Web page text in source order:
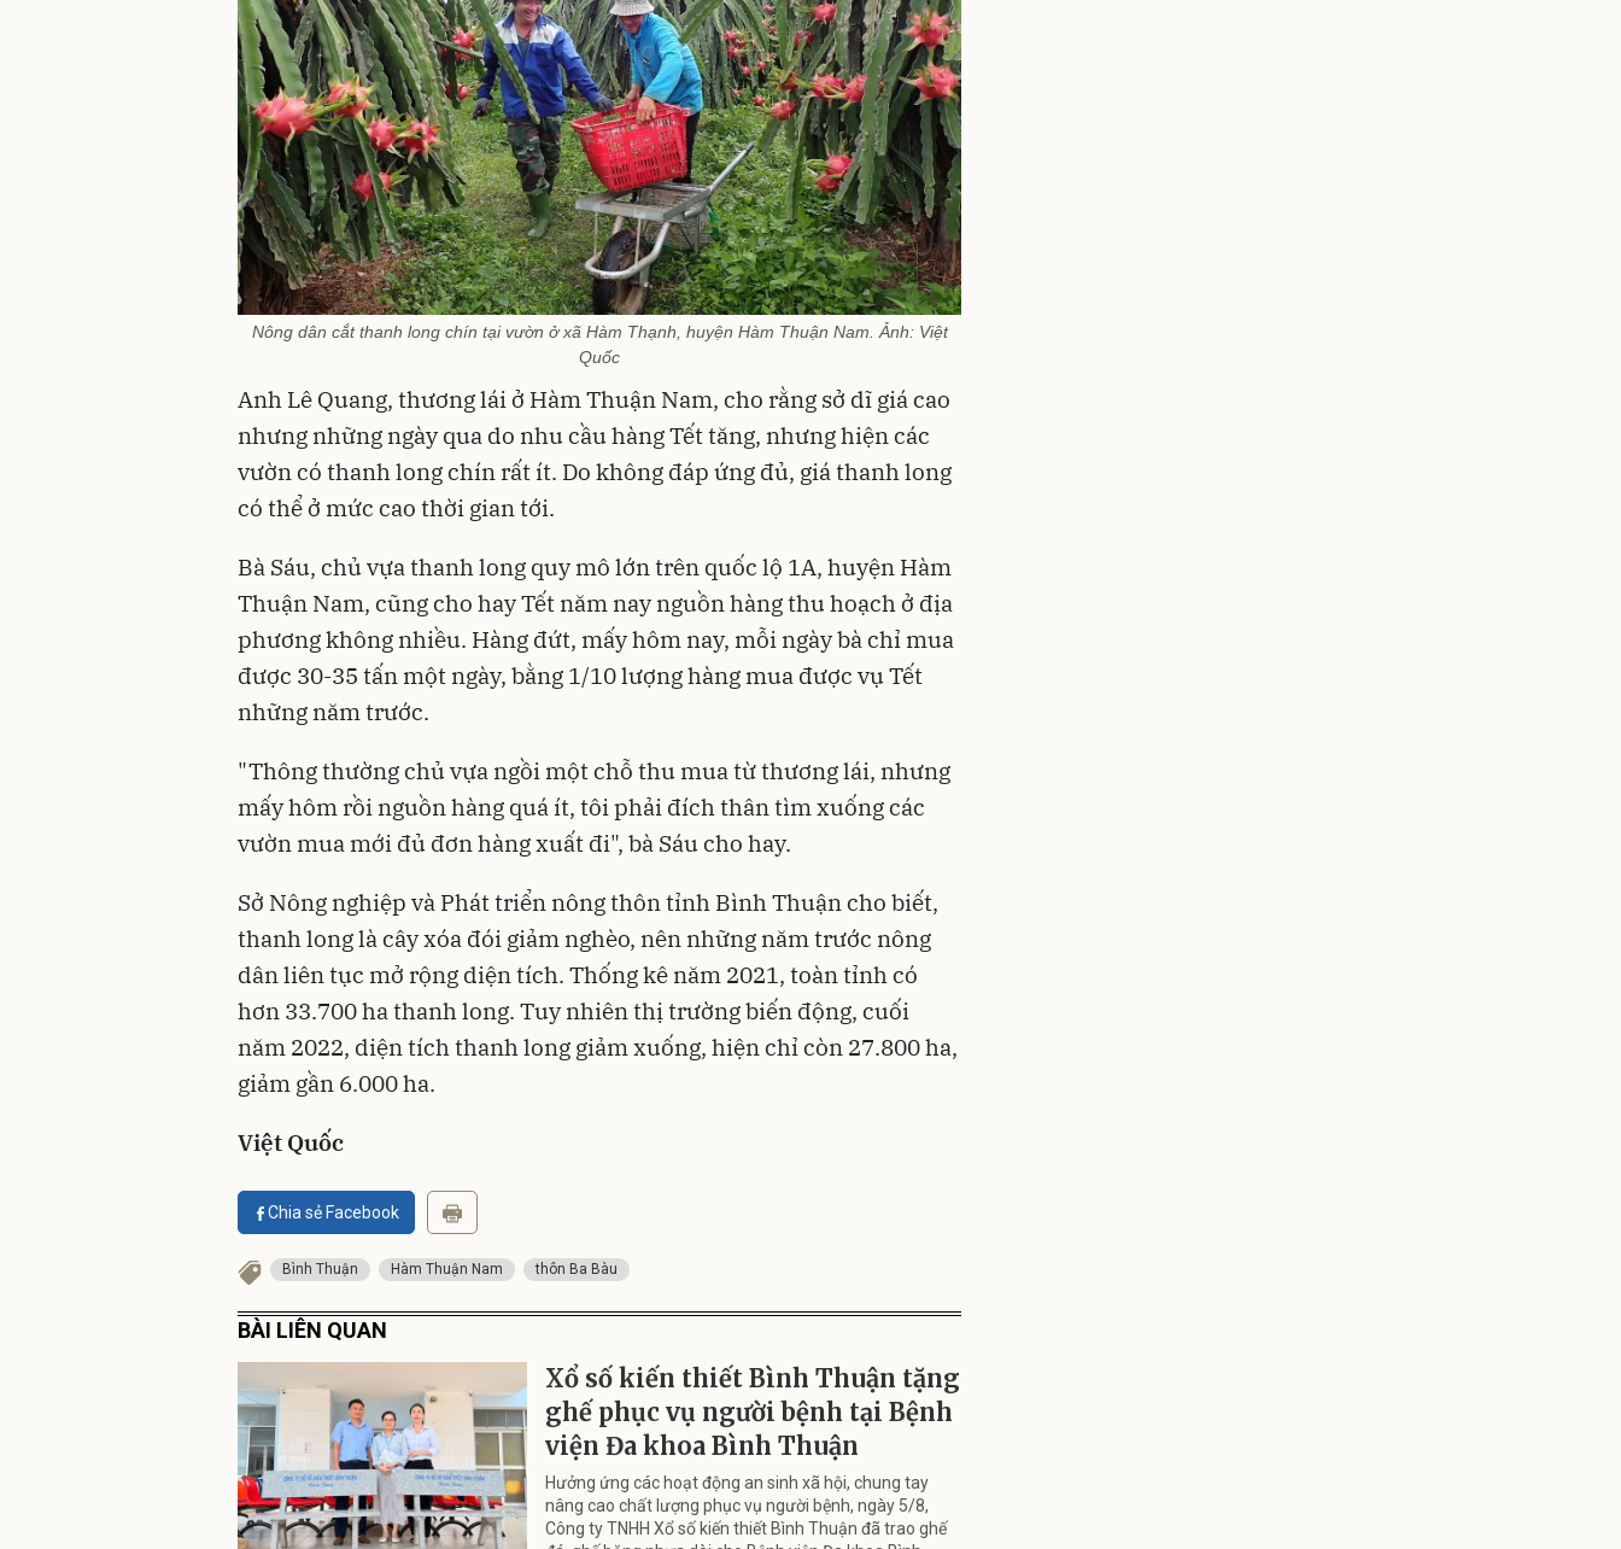
Nông dân cắt thanh long chín tại vườn ở xã Hàm Thạnh, huyện Hàm Thuận Nam. Ảnh: Việt
Quốc
Anh Lê Quang, thương lái ở Hàm Thuận Nam, cho rằng sở dĩ giá cao
nhưng những ngày qua do nhu cầu hàng Tết tăng, nhưng hiện các
vườn có thanh long chín rất ít. Do không đáp ứng đủ, giá thanh long
có thể ở mức cao thời gian tới.
Bà Sáu, chủ vựa thanh long quy mô lớn trên quốc lộ 1A, huyện Hàm
Thuận Nam, cũng cho hay Tết năm nay nguồn hàng thu hoạch ở địa
phương không nhiều. Hàng đứt, mấy hôm nay, mỗi ngày bà chỉ mua
được 30-35 tấn một ngày, bằng 1/10 lượng hàng mua được vụ Tết
những năm trước.
"Thông thường chủ vựa ngồi một chỗ thu mua từ thương lái, nhưng
mấy hôm rồi nguồn hàng quá ít, tôi phải đích thân tìm xuống các
vườn mua mới đủ đơn hàng xuất đi", bà Sáu cho hay.
Sở Nông nghiệp và Phát triển nông thôn tỉnh Bình Thuận cho biết,
thanh long là cây xóa đói giảm nghèo, nên những năm trước nông
dân liên tục mở rộng diện tích. Thống kê năm 2021, toàn tỉnh có
hơn 33.700 ha thanh long. Tuy nhiên thị trường biến động, cuối
năm 2022, diện tích thanh long giảm xuống, hiện chỉ còn 27.800 ha,
giảm gần 6.000 ha.
Việt Quốc
Chia sẻ Facebook
Bình Thuận Hàm Thuận Nam thôn Ba Bàu
BÀI LIÊN QUAN
Xổ số kiến thiết Bình Thuận tặng
ghế phục vụ người bệnh tại Bệnh
viện Đa khoa Bình Thuận
Hưởng ứng các hoạt động an sinh xã hội, chung tay
nâng cao chất lượng phục vụ người bệnh, ngày 5/8,
Công ty TNHH Xổ số kiến thiết Bình Thuận đã trao ghế